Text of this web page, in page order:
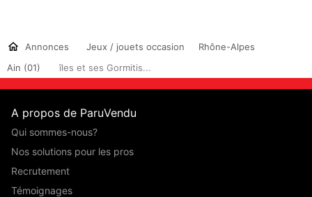
Annonces Jeux / jouets occasion
Rhône-Alpes
Ain (01)
îles et ses Gormitis...
A propos de ParuVendu
Qui sommes-nous?
Nos solutions pour les pros
Recrutement
Témoignages